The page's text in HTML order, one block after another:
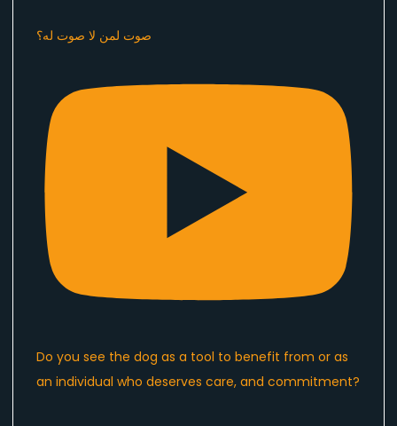
صوت لمن لا صوت له؟
Do you see the dog as a tool to benefit from or as
an individual who deserves care, and commitment?